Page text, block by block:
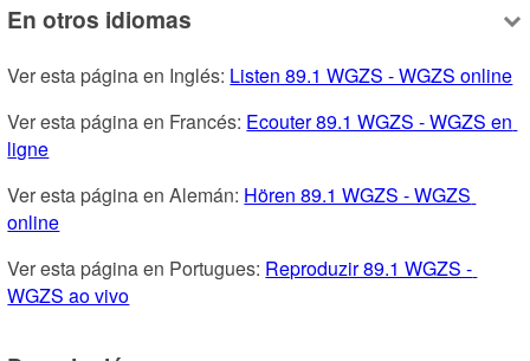
En otros idiomas
Ver esta página en Inglés: Listen 89.1 WGZS - WGZS online
Ver esta página en Francés: Ecouter 89.1 WGZS - WGZS en
ligne
Ver esta página en Alemán: Hören 89.1 WGZS - WGZS
online
Ver esta página en Portugues: Reproduzir 89.1 WGZS -
WGZS ao vivo